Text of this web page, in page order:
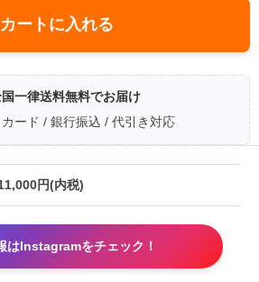
カートに入れる
一律送料無料でお届け
ード / 銀行振込 / 代引き対応
円(内税)
はInstagramをチェック！